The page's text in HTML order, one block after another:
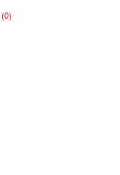
(0)